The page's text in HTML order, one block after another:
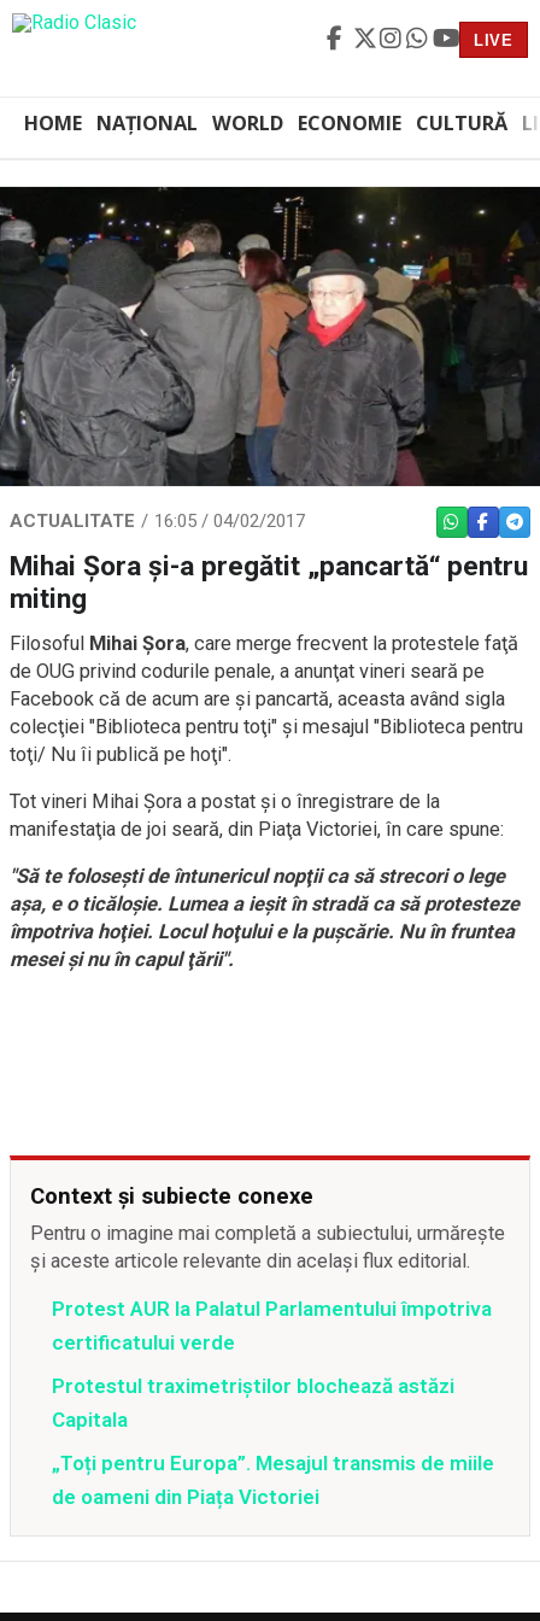
LIVE
HOME NAȚIONAL WORLD ECONOMIE CULTURĂ
ACTUALITATE 16:05 / 04/02/2017 WHATSAPP
Mihai Şora şi-a pregătit „pancartă“ pentru
miting
Filosoful Mihai Şora, care merge frecvent la protestele faţă
de OUG privind codurile penale, a anunţat vineri seară pe
Facebook că de acum are şi pancartă, aceasta având sigla
colecţiei "Biblioteca pentru toţi" şi mesajul "Biblioteca pentru
toţi/ Nu îi publică pe hoţi".
Tot vineri Mihai Şora a postat şi o înregistrare de la
manifestaţia de joi seară, din Piaţa Victoriei, în care spune:
"Să te foloseşti de întunericul nopţii ca să strecori o lege
aşa, e o ticăloşie. Lumea a ieşit în stradă ca să protesteze
împotriva hoţiei. Locul hoţului e la puşcărie. Nu în fruntea
mesei şi nu în capul ţării".
Context și subiecte conexe
Pentru o imagine mai completă a subiectului, urmărește
și aceste articole relevante din același flux editorial.
Protest AUR la Palatul Parlamentului împotriva
certificatului verde
Protestul traximetriştilor blochează astăzi
Capitala
„Toți pentru Europa”. Mesajul transmis de miile
de oameni din Piața Victoriei